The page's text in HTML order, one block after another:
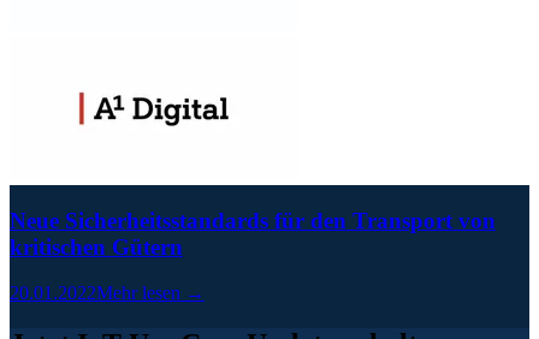
Neue Sicherheitsstandards für den Transport von
kritischen Gütern
20.01.2022Mehr lesen →